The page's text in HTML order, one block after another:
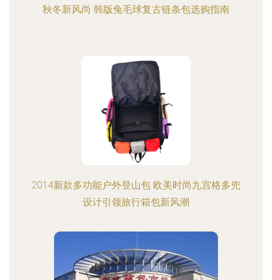
秋冬新风尚 韩版兔毛球复古链条包选购指南
2014新款多功能户外登山包 欧美时尚九宫格多兜
设计引领旅行箱包新风潮